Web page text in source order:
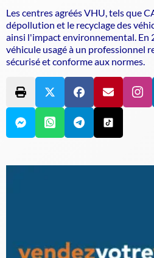
Les centres agréés VHU, tels que
dépollution et le recyclage des
ainsi l'impact environnemental. En
véhicule usagé à un professionnel
sécurisé et conforme aux normes.